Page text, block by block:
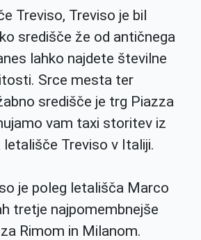
Treviso, Treviso je bil
središče že od antičnega
lahko najdete številne
Srce mesta ter
središče je trg Piazza
vam taxi storitev iz
letališče Treviso v Italiji.
je poleg letališča Marco
tretje najpomembnejše
Rimom in Milanom.